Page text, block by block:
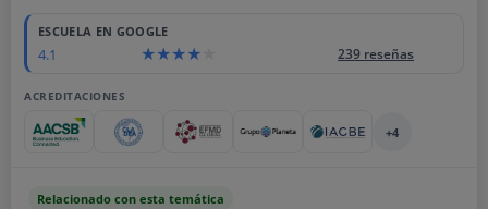
ESCUELA EN GOOGLE
4.1 239 reseñas
ACREDITACIONES
+4
Relacionado con esta temática